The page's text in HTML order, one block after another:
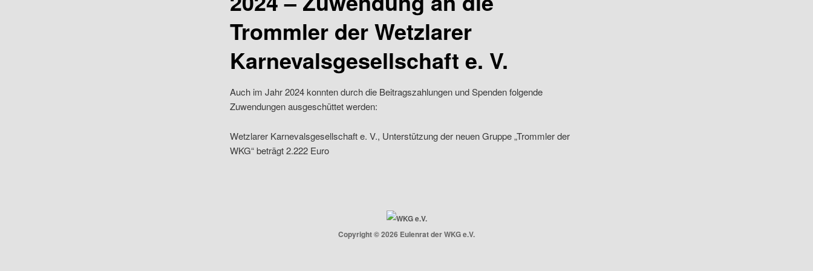
Trommler der Wetzlarer
Karnevalsgesellschaft e. V.
Auch im Jahr 2024 konnten durch die Beitragszahlungen und Spenden folgende
Zuwendungen ausgeschüttet werden:
Wetzlarer Karnevalsgesellschaft e. V., Unterstützung der neuen Gruppe „Trommler der
WKG“ beträgt 2.222 Euro
Copyright © 2026 Eulenrat der WKG e.V.